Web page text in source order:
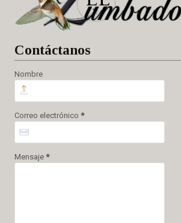
Contáctanos
Nombre
Correo electrónico *
Mensaje *